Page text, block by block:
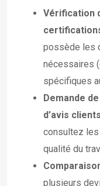
Vérification
possède les
nécessaires
spécifiques
Demande
d’avis
consultez
qualité du
plusieurs